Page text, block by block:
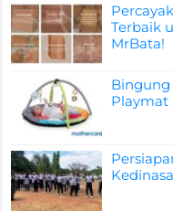
Terbaik
MrBata!
Playmat